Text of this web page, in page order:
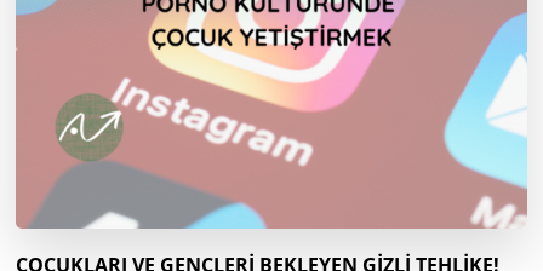
ÇOCUKLARI VE GENÇLERİ BEKLEYEN GİZLİ TEHLİKE!